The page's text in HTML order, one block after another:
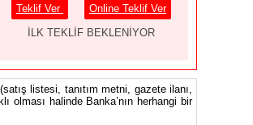
Teklif Ver
Online Teklif Ver
İLK TEKLİF BEKLENİYOR
listesi, tanıtım metni, gazete ilanı,
olması halinde Banka’nın herhangi bir